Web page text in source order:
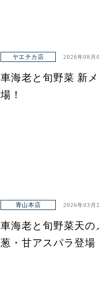
ヤエチカ店 2026年08月
車海老と旬野菜 新
場！
青山本店 2026年03月
車海老と旬野菜天の
葱・甘アスパラ登場